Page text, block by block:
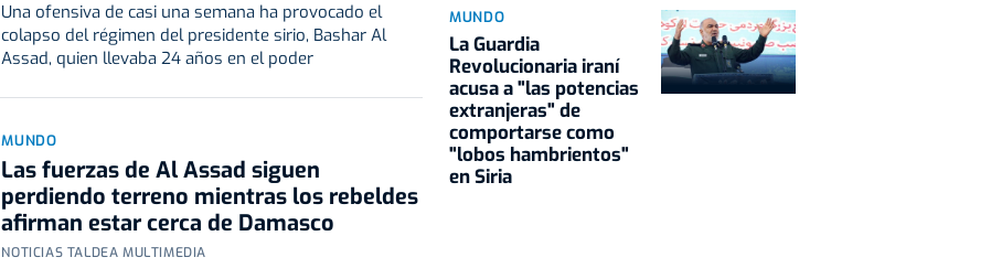
Una ofensiva de casi una semana ha provocado el
colapso del régimen del presidente sirio, Bashar Al
Assad, quien llevaba 24 años en el poder
MUNDO
Las fuerzas de Al Assad siguen
perdiendo terreno mientras los rebeldes
afirman estar cerca de Damasco
NOTICIAS TALDEA MULTIMEDIA
MUNDO
La Guardia
Revolucionaria iraní
acusa a "las potencias
extranjeras" de
comportarse como
"lobos hambrientos"
en Siria